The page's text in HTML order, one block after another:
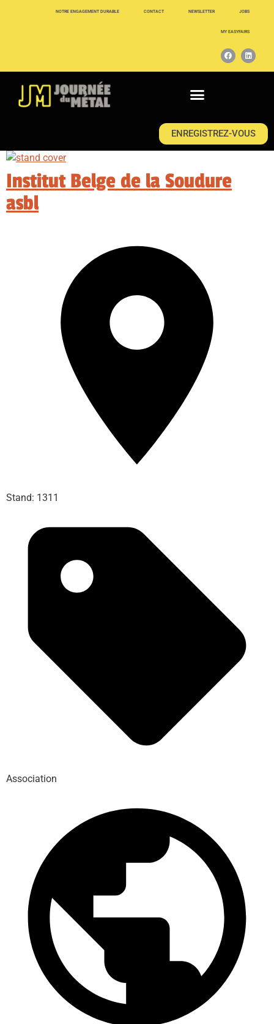
NOTRE ENGAGEMENT DURABLE CONTACT NEWSLETTER JOBS
MY EASYFAIRS
ENREGISTREZ-VOUS
Institut Belge de la Soudure
asbl
Stand: 1311
Association